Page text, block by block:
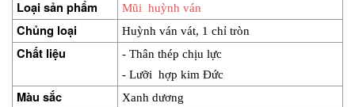
Loại sản phẩm Mũi  huỳnh ván
Chủng loại Huỳnh ván vát, 1 chỉ tròn
Chất liệu
- Thân thép chịu lực
- Lưỡi  hợp kim Đức
Màu sắc Xanh dương